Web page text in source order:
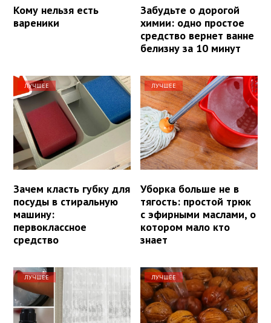
Кому нельзя есть
вареники
Забудьте о дорогой
химии: одно простое
средство вернет ванне
белизну за 10 минут
ЛУЧШЕЕ
Зачем класть губку для
посуды в стиральную
машину:
первоклассное
средство
ЛУЧШЕЕ
Уборка больше не в
тягость: простой трюк
с эфирными маслами, о
котором мало кто
знает
ЛУЧШЕЕ ЛУЧШЕЕ